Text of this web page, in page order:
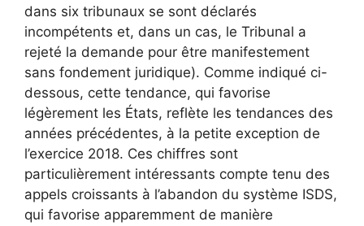
dans six tribunaux se sont déclarés
incompétents et, dans un cas, le Tribunal a
rejeté la demande pour être manifestement
sans fondement juridique). Comme indiqué ci-
dessous, cette tendance, qui favorise
légèrement les États, reflète les tendances des
années précédentes, à la petite exception de
l’exercice 2018. Ces chiffres sont
particulièrement intéressants compte tenu des
appels croissants à l’abandon du système ISDS,
qui favorise apparemment de manière